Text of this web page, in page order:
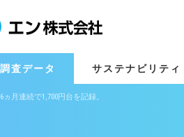
査データ サステナビリティ
月連続で1,700円台を記録。